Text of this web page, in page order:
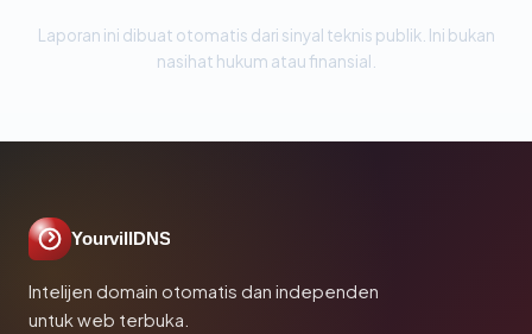
Laporan ini dibuat otomatis dari sinyal teknis publik. Ini bukan
nasihat hukum atau finansial.
YourvillDNS
Intelijen domain otomatis dan independen
untuk web terbuka.